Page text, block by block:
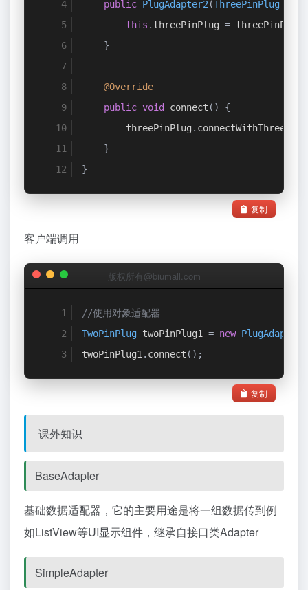
public PlugAdapter2 (ThreePinPlug
this . threePinPlug = threePinPlug
}
@Override
public void connect ()
{
threePinPlug . connectWithThreePins
}
}
复制
客户端调用
版权所有@biumall.com
//使用对象适配器
TwoPinPlug twoPinPlug1 = new PlugAdapter2
twoPinPlug1 . connect ();
复制
课外知识
BaseAdapter
基础数据适配器，它的主要用途是将一组数据传到例
如ListView等UI显示组件，继承自接口类Adapter
SimpleAdapter